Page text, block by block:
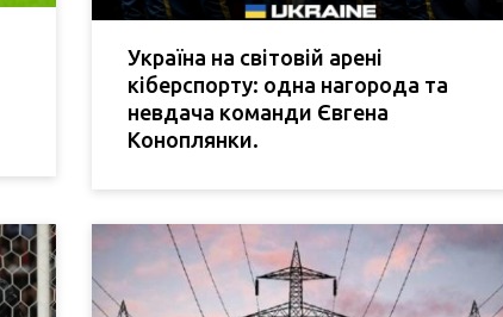
Україна на світовій арені
кіберспорту: одна нагорода та
невдача команди Євгена
Коноплянки.